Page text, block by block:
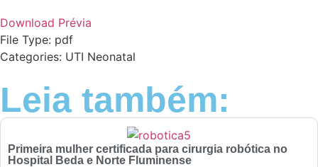
Download Prévia
File Type: pdf
Categories: UTI Neonatal
Leia também:
Primeira mulher certificada para cirurgia robótica no
Hospital Beda e Norte Fluminense